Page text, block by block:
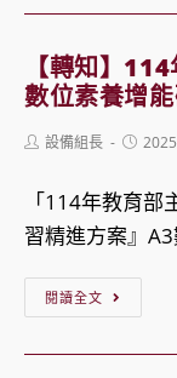
國
立
嘉
大
學
農
木
質
【轉知】
數位素養增
Post設備組長
Post
「114年教育
習精進方案』
閱讀全文
114